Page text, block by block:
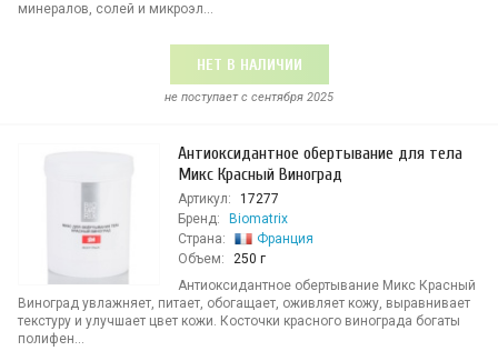
минералов, солей и микроэл...
НЕТ В НАЛИЧИИ
не поступает c сентября 2025
Антиоксидантное обертывание для тела
Микс Красный Виноград
Артикул:
17277
Бренд:
Biomatrix
Страна:
Франция
Объем:
250 г
Антиоксидантное обертывание Микс Красный
Виноград увлажняет, питает, обогащает, оживляет кожу, выравнивает
текстуру и улучшает цвет кожи. Косточки красного винограда богаты
полифен...